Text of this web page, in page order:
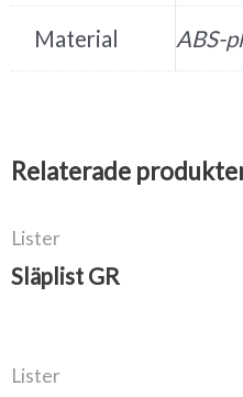
Material ABS-
Relaterade
Lister
Släplist GR
Lister